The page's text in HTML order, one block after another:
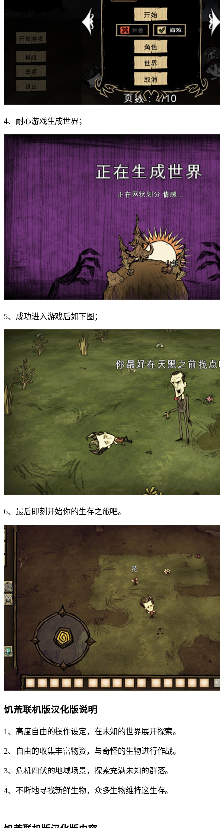
4、耐心游戏生成世界；
5、成功进入游戏后如下图；
6、最后即刻开始你的生存之旅吧。
饥荒联机版汉化版说明
1、高度自由的操作设定，在未知的世界展开探索。
2、自由的收集丰富物资，与奇怪的生物进行作战。
3、危机四伏的地域场景，探索充满未知的群落。
4、不断地寻找新鲜生物，众多生物维持这生存。